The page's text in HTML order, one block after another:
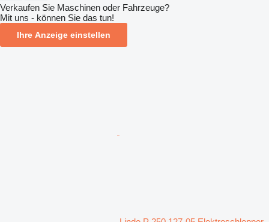
Verkaufen Sie Maschinen oder Fahrzeuge?
Mit uns - können Sie das tun!
Ihre Anzeige einstellen